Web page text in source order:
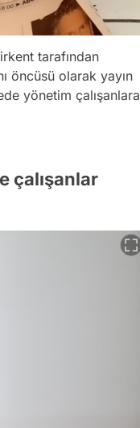
tarafından
öncüsü olarak yayın
yönetim çalışanlara
çalışanlar